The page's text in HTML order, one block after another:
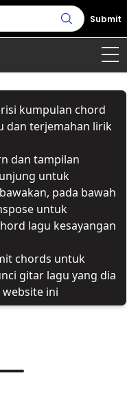
Submit
kumpulan chord
dan terjemahan lirik
dan tampilan
untuk
pada bawah
untuk
lagu kesayangan
chords untuk
gitar lagu yang dia
ini